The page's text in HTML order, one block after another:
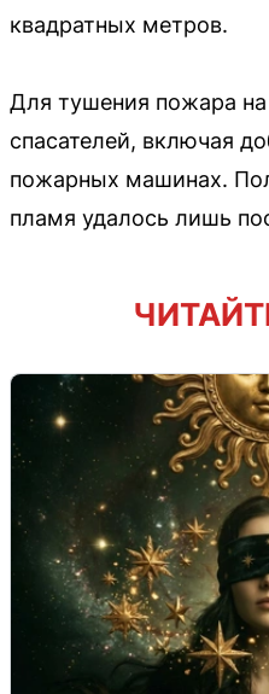
квадратных метров.
Для тушения пожара
спасателей, включая
пожарных машинах.
пламя удалось лишь